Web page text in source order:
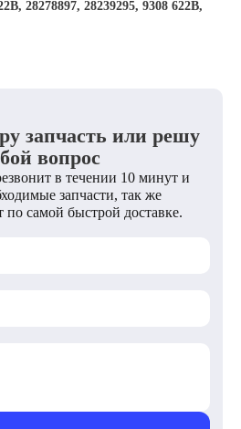
28278897, 28239295, 9308 622B,
запчасть или решу
вопрос
в течении 10 минут и
запчасти, так же
по самой быстрой доставке.